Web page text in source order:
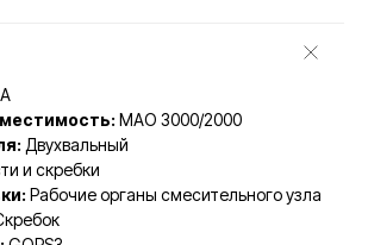
MAO 3000/2000
Двухвальный
и скребки
Рабочие органы смесительного узла